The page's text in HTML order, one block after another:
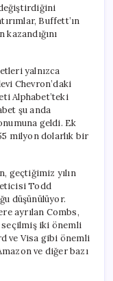
değiştirdiğini
Buffett’ın
yalnızca
Chevron’daki
Alphabet’teki
şu anda
geldi. Ek
milyon dolarlık bir
geçtiğimiz yılın
Todd
düşünülüyor.
ayrılan Combs,
iki önemli
ve Visa gibi önemli
ve diğer bazı